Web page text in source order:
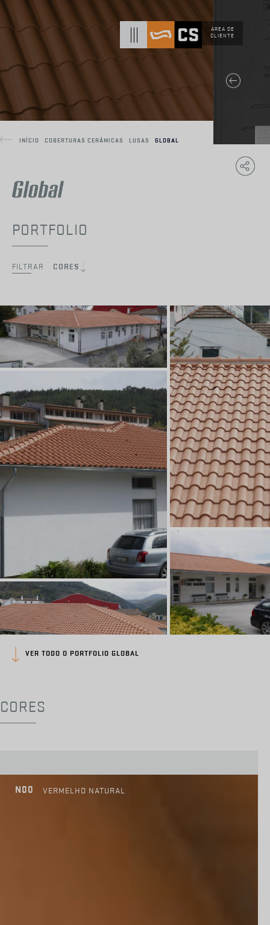
ÁREA DE
CLIENTE
INÍCIO COBERTURAS CERÂMICAS LUSAS GLOBAL
Copy
Link
PORTFOLIO
FILTRAR CORES
VER TODO O PORTFOLIO GLOBAL
CORES
N00 VERMELHO NATURAL